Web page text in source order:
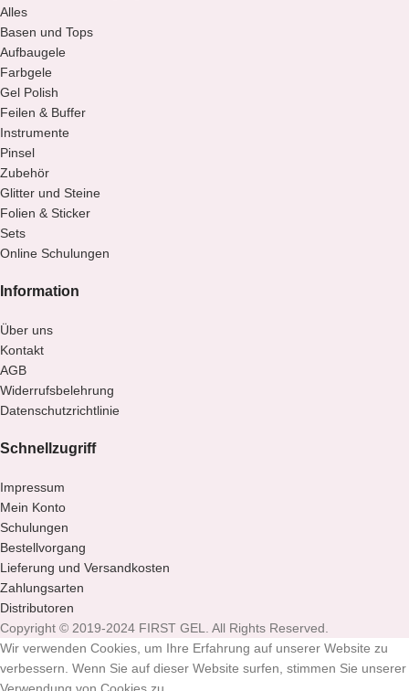
Alles
Basen und Tops
Aufbaugele
Farbgele
Gel Polish
Feilen & Buffer
Instrumente
Pinsel
Zubehör
Glitter und Steine
Folien & Sticker
Sets
Online Schulungen
Information
Über uns
Kontakt
AGB
Widerrufsbelehrung
Datenschutzrichtlinie
Schnellzugriff
Impressum
Mein Konto
Schulungen
Bestellvorgang
Lieferung und Versandkosten
Zahlungsarten
Distributoren
Copyright © 2019-2024 FIRST GEL. All Rights Reserved.
Wir verwenden Cookies, um Ihre Erfahrung auf unserer Website zu
verbessern. Wenn Sie auf dieser Website surfen, stimmen Sie unserer
Verwendung von Cookies zu.